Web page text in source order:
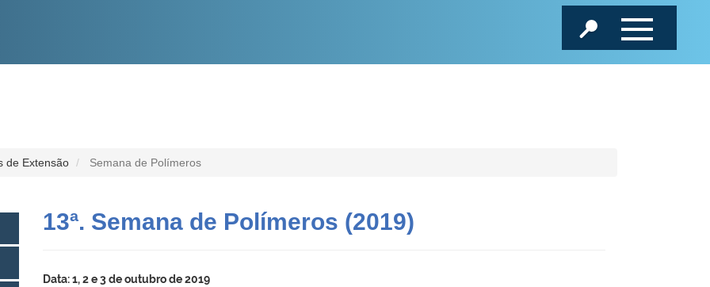
de Extensão Semana de Polímeros
13ª. Semana de Polímeros (2019)
Data:1, 2 e 3 de outubro de 2019